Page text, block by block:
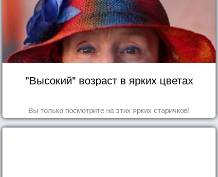
"Высокий" возраст в ярких цветах
Вы только посмотрите на этих ярких старичков!